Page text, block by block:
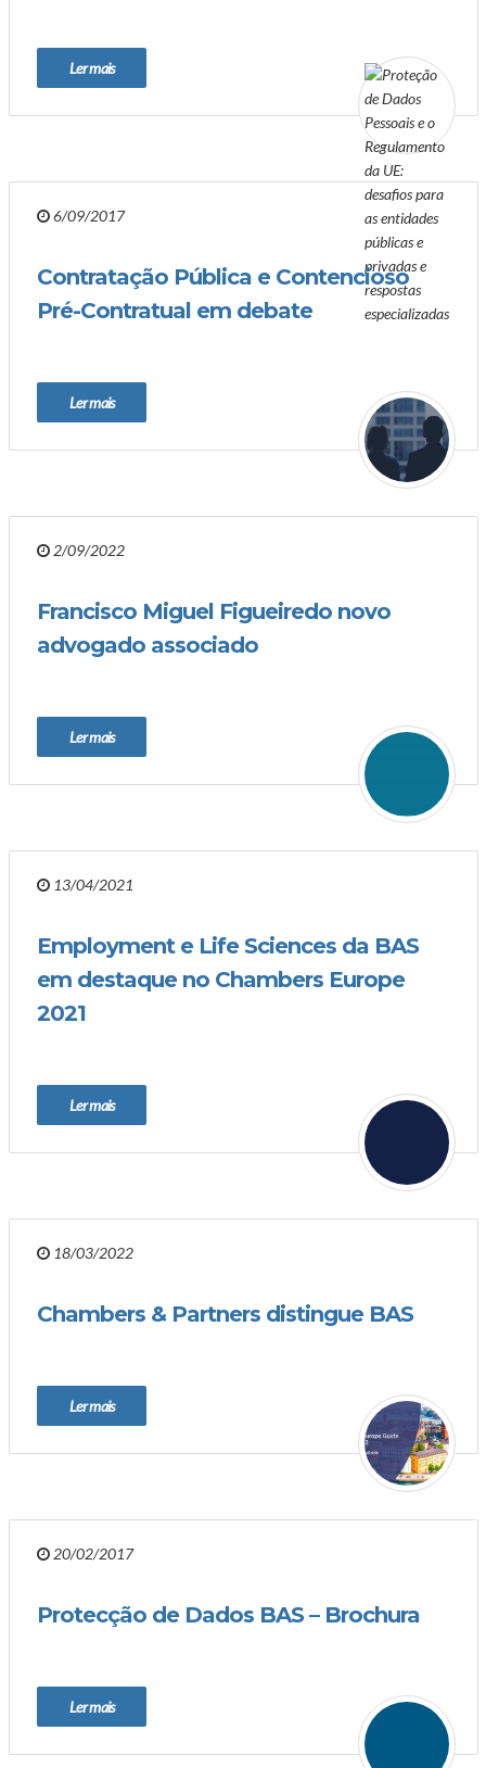
Ler mais
6/09/2017
Contratação Pública e Contencioso
Pré-Contratual em debate
Ler mais
2/09/2022
Francisco Miguel Figueiredo novo
advogado associado
Ler mais
13/04/2021
Employment e Life Sciences da BAS
em destaque no Chambers Europe
2021
Ler mais
18/03/2022
Chambers & Partners distingue BAS
Ler mais
20/02/2017
Protecção de Dados BAS – Brochura
Ler mais